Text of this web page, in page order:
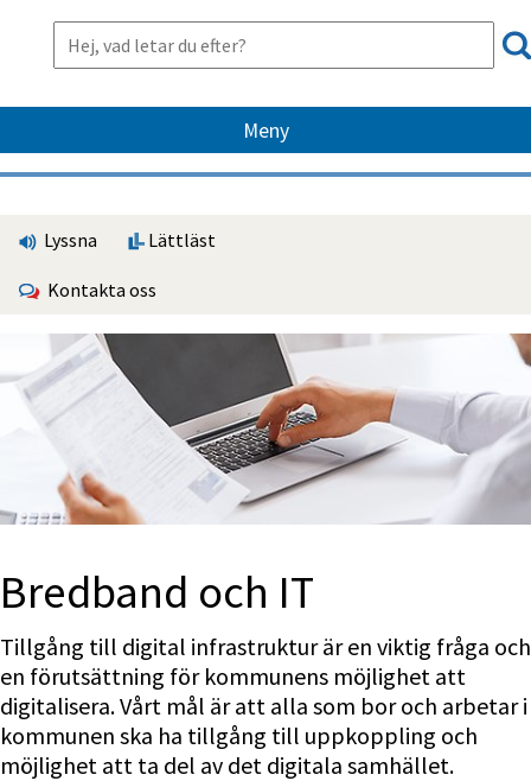
Meny
Lyssna Lättläst
Kontakta oss
Bredband och IT
Tillgång till digital infrastruktur är en viktig fråga och
en förutsättning för kommunens möjlighet att
digitalisera. Vårt mål är att alla som bor och arbetar i
kommunen ska ha tillgång till uppkoppling och
möjlighet att ta del av det digitala samhället.